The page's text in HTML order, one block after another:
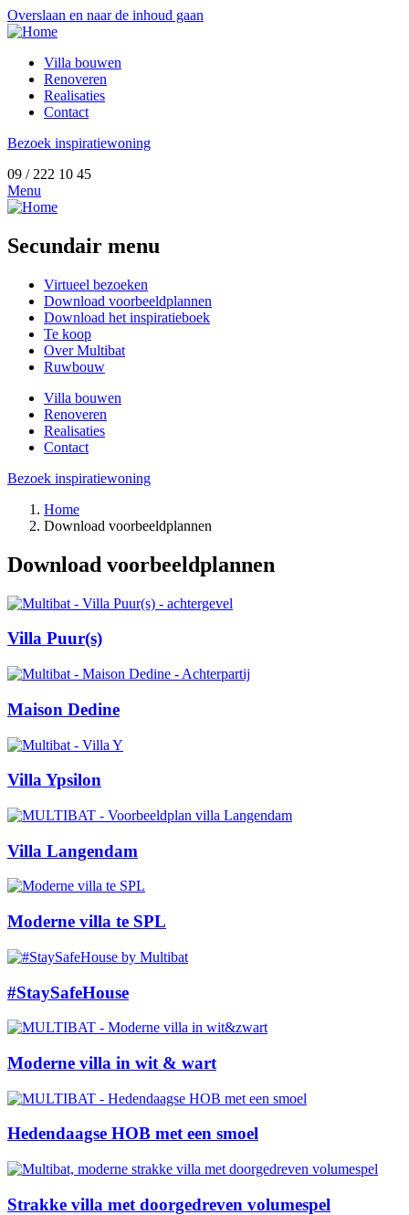
Overslaan en naar de inhoud gaan
Villa bouwen
Renoveren
Realisaties
Contact
Bezoek inspiratiewoning
09 / 222 10 45
Menu
Secundair menu
Virtueel bezoeken
Download voorbeeldplannen
Download het inspiratieboek
Te koop
Over Multibat
Ruwbouw
Villa bouwen
Renoveren
Realisaties
Contact
Bezoek inspiratiewoning
Home
Download voorbeeldplannen
Download voorbeeldplannen
Villa Puur(s)
Maison Dedine
Villa Ypsilon
Villa Langendam
Moderne villa te SPL
#StaySafeHouse
Moderne villa in wit & wart
Hedendaagse HOB met een smoel
Strakke villa met doorgedreven volumespel